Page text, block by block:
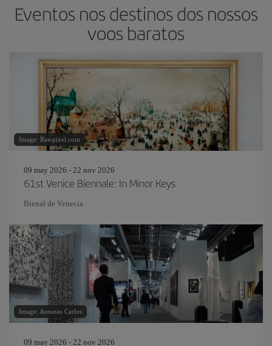
Eventos nos destinos dos nossos
voos baratos
Image: Rawpixel.com
09 may 2026 - 22 nov 2026
61st Venice Biennale: In Minor Keys
Bienal de Venecia
Image: Antonio Carlos
09 may 2026 - 22 nov 2026